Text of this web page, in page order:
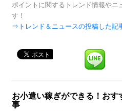
ポイントに関するトレンド情報やニ
す！
⇒トレンド＆ニュースの投稿した記
お小遣い稼ぎができる！お
事